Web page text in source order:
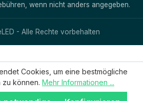
wenn nicht anders angegeben.
- Alle Rechte vorbehalten
Cookies, um eine bestmögliche
zu können. Mehr Informationen ...